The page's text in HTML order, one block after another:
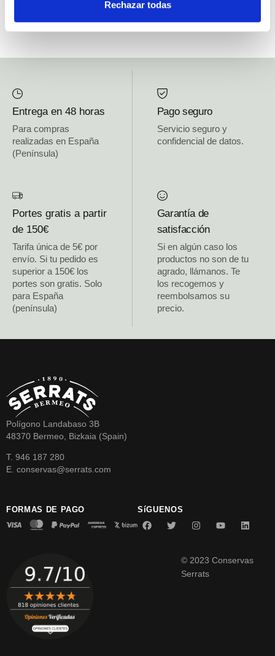
Rechazar todas
Entrega en 48 horas
Para compras
realizadas en España
(Península)
Pago seguro
Servicio seguro y
confidencial de datos.
Portes gratis a partir
de 150€
Tarifa única de 5€ por
envío. Si tu pedido es
superior a 150€ los
portes son gratis. Solo
para España
(península)
Garantía de
satisfacción
Si en algún caso los
productos no son de tu
agrado, llámanos. Te
los recogemos y
reembolsamos su
precio.
Polígono Landabaso 3B
48370 Bermeo, Bizkaia (Spain)
T. 946 187 280
E. conservas@serrats.com
FORMAS DE PAGO SíGUENOS
© 2023 Conservas
Serrats